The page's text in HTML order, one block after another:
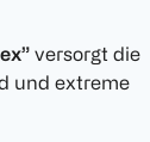
versorgt die
und extreme